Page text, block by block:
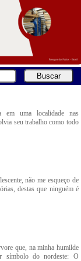
em uma localidade nas
seu trabalho como todo
não me esqueço de
destas que ninguém é
que, na minha humilde
símbolo do nordeste: O